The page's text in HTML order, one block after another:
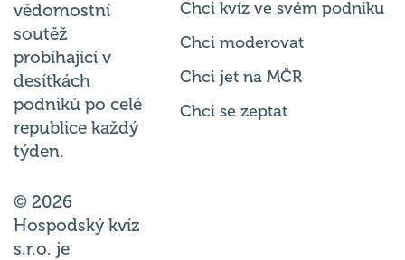
vědomostní
soutěž
probíhající v
desítkách
podniků po celé
republice každý
týden.
© 2026
Hospodský kvíz
s.r.o. je
Chci kvíz ve svém podniku
Chci moderovat
Chci jet na MČR
Chci se zeptat